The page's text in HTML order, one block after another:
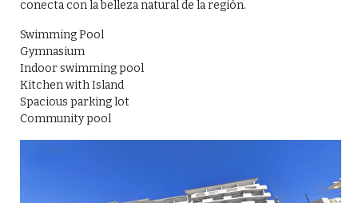
conecta con la belleza natural de la región.
Swimming Pool
Gymnasium
Indoor swimming pool
Kitchen with Island
Spacious parking lot
Community pool